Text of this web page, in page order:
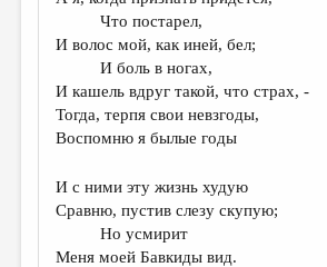
Что постарел,
И волос мой, как иней, бел;
И боль в ногах,
И кашель вдруг такой, что страх, -
Тогда, терпя свои невзгоды,
Воспомню я былые годы
И с ними эту жизнь худую
Сравню, пустив слезу скупую;
Но усмирит
Меня моей Бавкиды вид.